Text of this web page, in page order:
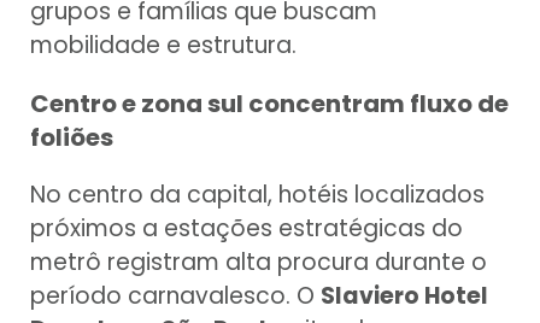
grupos e famílias que buscam
mobilidade e estrutura.
Centro e zona sul concentram fluxo de
foliões
No centro da capital, hotéis localizados
próximos a estações estratégicas do
metrô registram alta procura durante o
período carnavalesco. O Slaviero Hotel